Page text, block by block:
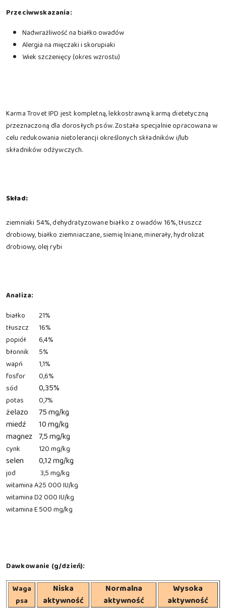
Przeciwwskazania:
Nadwrażliwość na białko owadów
Alergia na mięczaki i skorupiaki
Wiek szczenięcy (okres wzrostu)
Karma Trovet IPD jest kompletną, lekkostrawną karmą dietetyczną
przeznaczoną dla dorosłych psów. Została specjalnie opracowana w
celu redukowania nietolerancji określonych składników i/lub
składników odżywczych.
Skład:
ziemniaki 54%, dehydratyzowane białko z owadów 16%, tłuszcz
drobiowy, białko ziemniaczane, siemię lniane, minerały, hydrolizat
drobiowy, olej rybi
Analiza:
białko
21%
tłuszcz
16%
popiół
6,4%
błonnik
5%
wapń
1,1%
fosfor
0,6%
sód
0,35%
potas 0,7%
żelazo
75 mg/kg
miedź
10 mg/kg
magnez 7,5 mg/kg
cynk 120 mg/kg
selen 0,12 mg/kg
jod
3,5 mg/kg
witamina A25 000 IU/kg
witamina D2 000 IU/kg
witamina E500 mg/kg
Dawkowanie (g/dzień):
Waga
psa
Niska
aktywność
Normalna
aktywność
Wysoka
aktywność